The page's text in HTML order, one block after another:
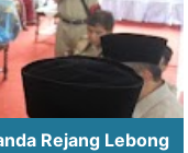
Rejang Lebong